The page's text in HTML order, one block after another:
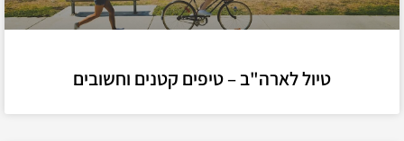
טיול לארה"ב – טיפים קטנים וחשובים